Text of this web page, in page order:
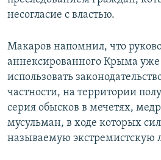
несогласие с властью.
Макаров напомнил, что
аннексированного Крыма уже
использовать
частности, на территории
серия обысков в мечетях,
мусульман, в ходе которых
называемую экстремистскую